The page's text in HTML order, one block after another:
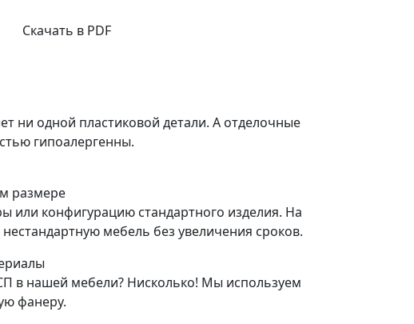
Скачать в PDF
ни одной пластиковой детали. А отделочные
гипоалергенны.
размере
или конфигурацию стандартного изделия. На
мебель без увеличения сроков.
в нашей мебели? Нисколько! Мы используем
фанеру.